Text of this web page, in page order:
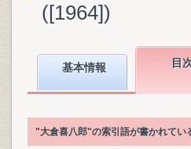
([1964])
基本情報 目
"大倉喜八郎"の索引語が書かれてい